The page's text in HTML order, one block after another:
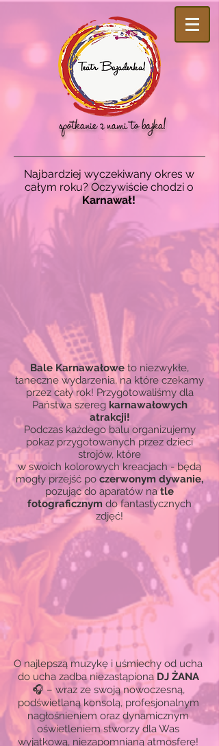
Najbardziej wyczekiwany okres w
całym roku? Oczywiście chodzi o
Karnawał!
Bale Karnawałowe to niezwykłe,
taneczne wydarzenia, na które czekamy
przez cały rok! Przygotowaliśmy dla
Państwa szereg karnawałowych
atrakcji!
Podczas każdego balu organizujemy
pokaz przygotowanych przez dzieci
strojów, które
w swoich kolorowych kreacjach - będą
mogły przejść po czerwonym dywanie,
pozując do aparatów natle
fotograficznym do fantastycznych
zdjęć!
O najlepszą muzykę i uśmiechy od ucha
do ucha zadba niezastąpiona DJ ŻANA
🎧 – wraz ze swoją nowoczesną,
podświetlaną konsolą, profesjonalnym
nagłośnieniem oraz dynamicznym
oświetleniem stworzy dla Was
wyjątkową, niezapomnianą atmosferę!